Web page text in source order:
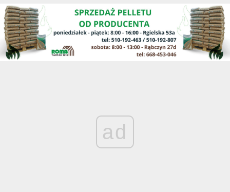
ad